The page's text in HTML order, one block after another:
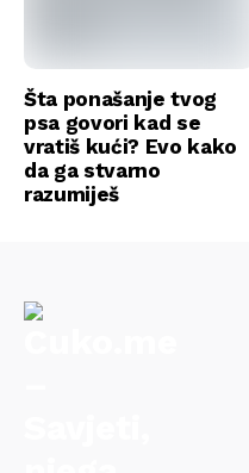
Šta ponašanje tvog
psa govori kad se
vratiš kući? Evo kako
da ga stvarno
razumiješ